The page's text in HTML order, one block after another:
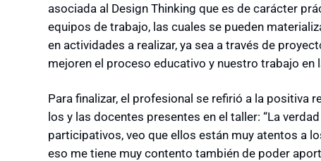
asociada al Design Thinking que es de carácter
equipos de trabajo, las cuales se pueden
en actividades a realizar, ya sea a través de
mejoren el proceso educativo y nuestro trabajo en
Para finalizar, el profesional se refirió a la positiva
los y las docentes presentes en el taller: “La
participativos, veo que ellos están muy atentos a
eso me tiene muy contento también de poder